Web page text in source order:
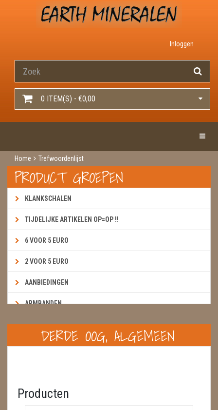
Inloggen
0 ITEM(S) - €0,00
Home Trefwoordenlijst
PRODUCT GROEPEN
KLANKSCHALEN
TIJDELIJKE ARTIKELEN OP=OP !!
6 VOOR 5 EURO
2 VOOR 5 EURO
AANBIEDINGEN
ARMBANDEN
BOEKEN & KAARTEN E.A.R.T.H.
BOLLEN
CADEAUBONNEN
DERDE OOG, ALGEMEEN
Producten